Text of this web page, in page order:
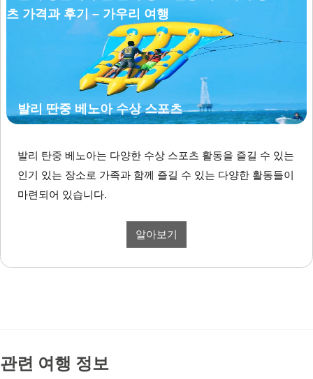
발리 딴중 베노아 수상 스포츠
발리 탄중 베노아는 다양한 수상 스포츠 활동을 즐길 수 있는
인기 있는 장소로 가족과 함께 즐길 수 있는 다양한 활동들이
마련되어 있습니다.
알아보기
관련 여행 정보